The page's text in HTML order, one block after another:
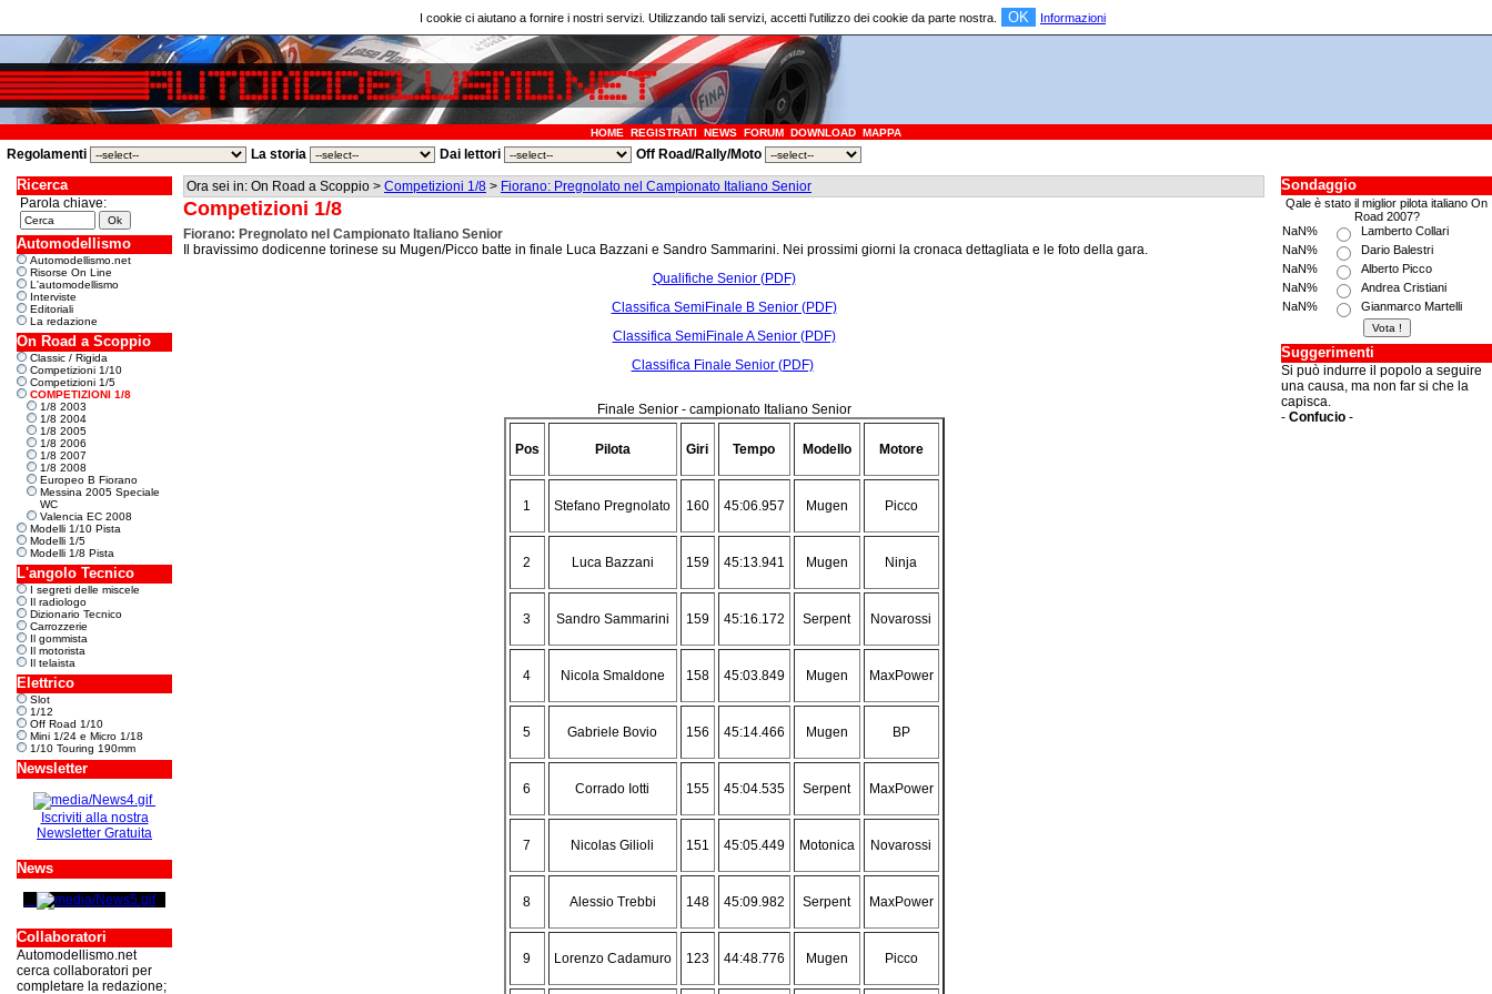
I cookie ci aiutano a fornire i nostri servizi. Utilizzando tali servizi, accetti l'utilizzo dei cookie da parte nostra. OK Informazioni
HOME REGISTRATI NEWS FORUM DOWNLOAD MAPPA
Regolamenti La storia Dai lettori Off Road/Rally/Moto
Ricerca
Parola chiave:
Automodellismo
Automodellismo.net
Risorse On Line
L'automodellismo
Interviste
Editoriali
La redazione
On Road a Scoppio
Classic / Rigida
Competizioni 1/10
Competizioni 1/5
COMPETIZIONI 1/8
1/8 2003
1/8 2004
1/8 2005
1/8 2006
1/8 2007
1/8 2008
Europeo B Fiorano
Messina 2005 Speciale
WC
Valencia EC 2008
Modelli 1/10 Pista
Modelli 1/5
Modelli 1/8 Pista
L'angolo Tecnico
I segreti delle miscele
Il radiologo
Dizionario Tecnico
Carrozzerie
Il gommista
Il motorista
Il telaista
Elettrico
Slot
1/12
Off Road 1/10
Mini 1/24 e Micro 1/18
1/10 Touring 190mm
Newsletter
Iscriviti alla nostra
Newsletter Gratuita
News
Collaboratori
Automodellismo.net
cerca collaboratori per
completare la redazione;
Ora sei in: On Road a Scoppio > Competizioni 1/8 > Fiorano: Pregnolato nel Campionato Italiano Senior
Competizioni 1/8
Fiorano: Pregnolato nel Campionato Italiano Senior
Il bravissimo dodicenne torinese su Mugen/Picco batte in finale Luca Bazzani e Sandro Sammarini. Nei prossimi giorni la cronaca dettagliata e le foto della gara.
Qualifiche Senior (PDF)
Classifica SemiFinale B Senior (PDF)
Classifica SemiFinale A Senior (PDF)
Classifica Finale Senior (PDF)
Finale Senior - campionato Italiano Senior
Pos Pilota Giri Tempo Modello Motore
1 Stefano Pregnolato 160 45:06.957 Mugen Picco
2 Luca Bazzani 159 45:13.941 Mugen Ninja
3 Sandro Sammarini 159 45:16.172 Serpent Novarossi
4 Nicola Smaldone 158 45:03.849 Mugen MaxPower
5 Gabriele Bovio 156 45:14.466 Mugen BP
6 Corrado Iotti 155 45:04.535 Serpent MaxPower
7 Nicolas Gilioli 151 45:05.449 Motonica Novarossi
8 Alessio Trebbi 148 45:09.982 Serpent MaxPower
9 Lorenzo Cadamuro 123 44:48.776 Mugen Picco
Sondaggio
Qale è stato il miglior pilota italiano On
Road 2007?
NaN%
Lamberto Collari
NaN%
Dario Balestri
NaN%
Alberto Picco
NaN%
Andrea Cristiani
NaN%
Gianmarco Martelli
Suggerimenti
Si può indurre il popolo a seguire
una causa, ma non far si che la
capisca.
- Confucio -